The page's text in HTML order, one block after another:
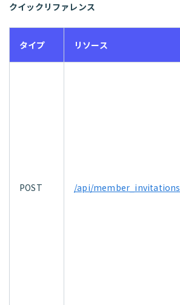
クイックリファレンス
タイプ リソース
POST /api/member_invitations